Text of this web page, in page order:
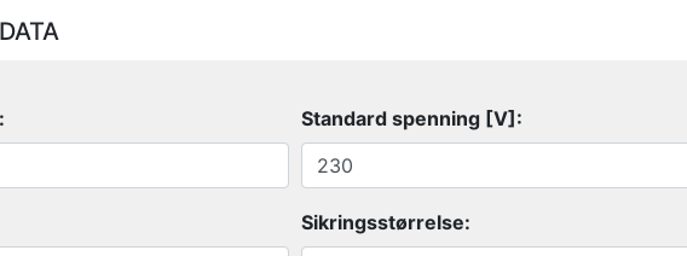
Standard spenning [V]:
Sikringsstørrelse: